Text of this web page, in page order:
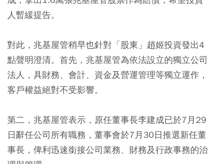
人暫緩提告。
對此，兆基屋管稍早也針對「股東」趙姬投資發出4
點聲明澄清。首先，兆基屋管為依法設立的獨立公司
法人，具財務、會計、資金及營運管理等獨立運作，
客戶權益絕對不受影響。
第二，兆基屋管表示，原任董事長李建成已於7月29
日辭任公司所有職務，董事會於7月30日推選新任董
事長，俾利迅速銜接公司業務、財務及行政事務的治